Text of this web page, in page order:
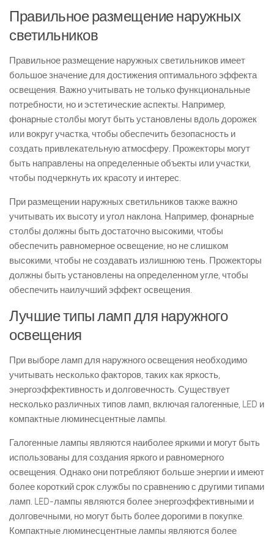
Правильное размещение наружных
светильников
Правильное размещение наружных светильников имеет
большое значение для достижения оптимального эффекта
освещения. Важно учитывать не только функциональные
потребности, но и эстетические аспекты. Например,
фонарные столбы могут быть установлены вдоль дорожек
или вокруг участка, чтобы обеспечить безопасность и
создать привлекательную атмосферу. Прожекторы могут
быть направлены на определенные объекты или участки,
чтобы подчеркнуть их красоту и интерес.
При размещении наружных светильников также важно
учитывать их высоту и угол наклона. Например, фонарные
столбы должны быть достаточно высокими, чтобы
обеспечить равномерное освещение, но не слишком
высокими, чтобы не создавать излишнюю тень. Прожекторы
должны быть установлены на определенном угле, чтобы
обеспечить наилучший эффект освещения.
Лучшие типы ламп для наружного
освещения
При выборе ламп для наружного освещения необходимо
учитывать несколько факторов, таких как яркость,
энергоэффективность и долговечность. Существует
несколько различных типов ламп, включая галогенные, LED и
компактные люминесцентные лампы.
Галогенные лампы являются наиболее яркими и могут быть
использованы для создания яркого и равномерного
освещения. Однако они потребляют больше энергии и имеют
более короткий срок службы по сравнению с другими типами
ламп. LED-лампы являются более энергоэффективными и
долговечными, но могут быть более дорогими в покупке.
Компактные люминесцентные лампы являются более